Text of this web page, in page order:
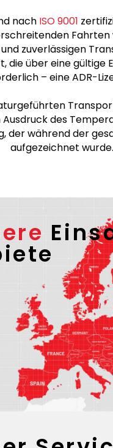
Hinweis
nach ISO 9001
zuverlässigen
die über eine gültige
– eine ADR-